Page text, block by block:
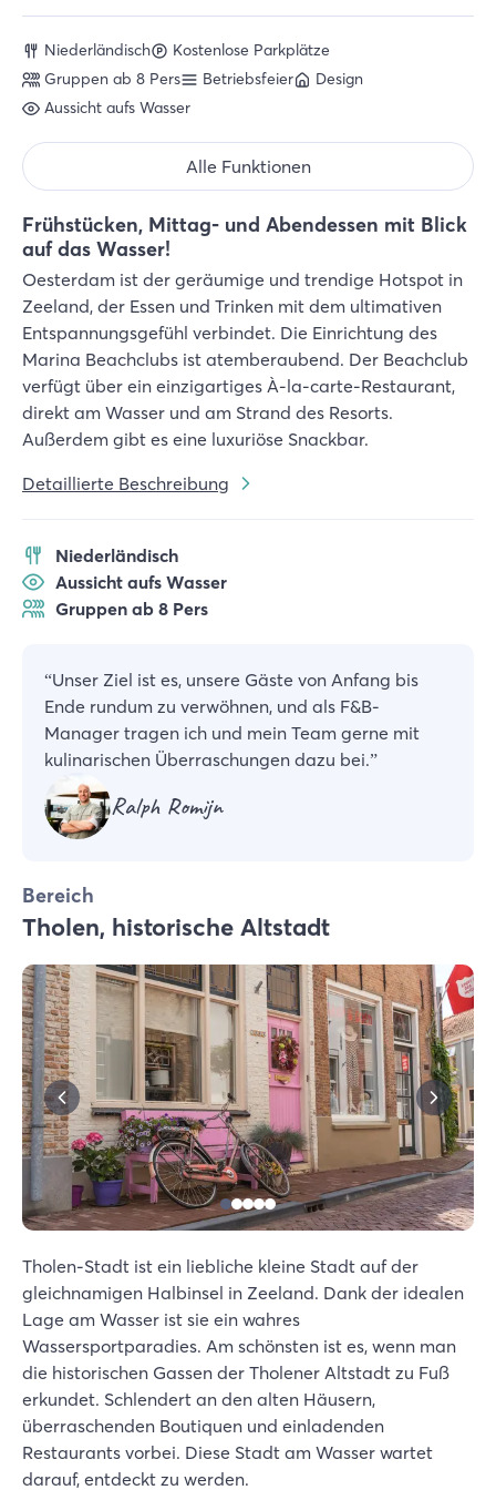
Frühstücken, Mittag- und Abendessen mit Blick
auf das Wasser!
Oesterdam ist der geräumige und trendige Hotspot in
Zeeland, der Essen und Trinken mit dem ultimativen
Entspannungsgefühl verbindet. Die Einrichtung des
Marina Beachclubs ist atemberaubend. Der Beachclub
verfügt über ein einzigartiges À-la-carte-Restaurant,
direkt am Wasser und am Strand des Resorts.
Außerdem gibt es eine luxuriöse Snackbar.
Detaillierte Beschreibung
Niederländisch
Aussicht aufs Wasser
Gruppen ab 8 Pers
Niederländisch
Kostenlose Parkplätze
Gruppen ab 8 Pers
Betriebsfeier
Design
Aussicht aufs Wasser
Alle Funktionen
“Unser Ziel ist es, unsere Gäste von Anfang bis
Ende rundum zu verwöhnen, und als F&B-
Manager tragen ich und mein Team gerne mit
kulinarischen Überraschungen dazu bei.”
Ralph Romijn
Bereich
Tholen, historische Altstadt
Tholen-Stadt ist ein liebliche kleine Stadt auf der
gleichnamigen Halbinsel in Zeeland. Dank der idealen
Lage am Wasser ist sie ein wahres
Wassersportparadies. Am schönsten ist es, wenn man
die historischen Gassen der Tholener Altstadt zu Fuß
erkundet. Schlendert an den alten Häusern,
überraschenden Boutiquen und einladenden
Restaurants vorbei. Diese Stadt am Wasser wartet
darauf, entdeckt zu werden.